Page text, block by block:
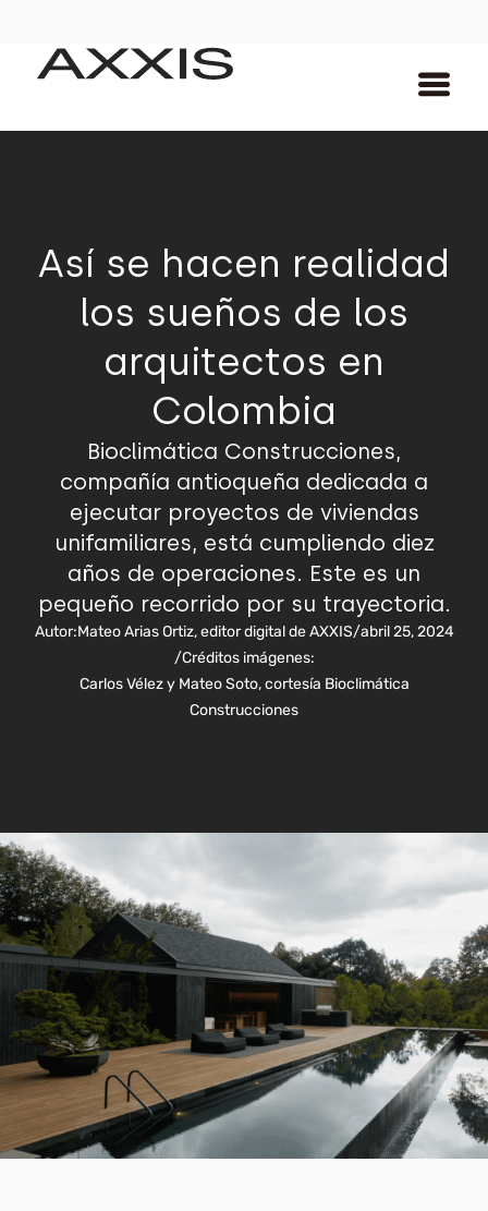
Así se hacen realidad
los sueños de los
arquitectos en
Colombia
Bioclimática Construcciones,
compañía antioqueña dedicada a
ejecutar proyectos de viviendas
unifamiliares, está cumpliendo diez
años de operaciones. Este es un
pequeño recorrido por su trayectoria.
Autor:Mateo Arias Ortiz, editor digital de AXXIS/abril 25, 2024
/Créditos imágenes:
Carlos Vélez y Mateo Soto, cortesía Bioclimática
Construcciones